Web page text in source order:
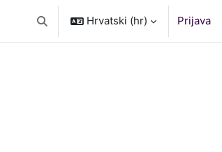
Toggle search input
Hrvatski ‎(hr)‎ Prijava